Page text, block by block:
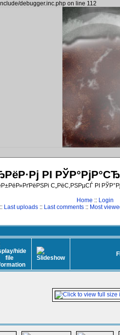
debugger.inc.php on line 112
РІ
С„РёС‚РЅРµСЃ РІ
Home :: Login
Last uploads :: Last comments :: Most